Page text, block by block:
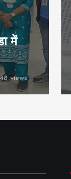
में
views